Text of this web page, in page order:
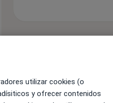
utilizar cookies (o
y ofrecer contenidos